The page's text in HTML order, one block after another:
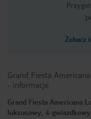
Zobacz
Grand Fiesta
- informacje
Grand Fiesta Americana
luksusowy, 4-